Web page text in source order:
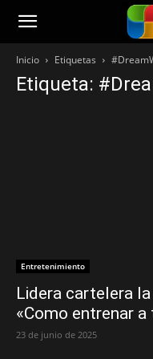
Noticias251
Inicio Etiquetas
Etiqueta:
Entretenimiento
Lidera cartelera
«Como entrenar a
23 de junio de 2025